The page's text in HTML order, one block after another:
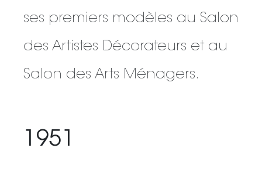
ses premiers modèles au Salon
des Artistes Décorateurs et au
Salon des Arts Ménagers.
1951